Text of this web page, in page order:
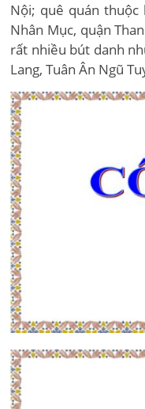
Nội; quê quán thuộc
Nhân Mục, quận
rất nhiều bút danh
Lang, Tuân Ân Ngũ